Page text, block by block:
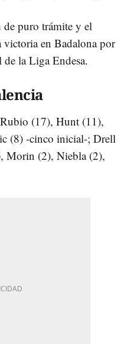
puro trámite y el
en Badalona por
de la Liga Endesa.
Rubio (17), Hunt (11),
(8) -cinco inicial-; Drell
Morin (2), Niebla (2),